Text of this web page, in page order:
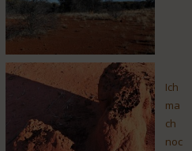
Ich
ma
ch
noc